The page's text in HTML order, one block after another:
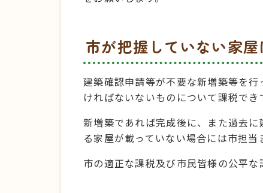
市が把握していない家屋
建築確認申請等が不要な新増築等を
ければないないものについて課税でき
新増築であれば完成後に、また過去
る家屋が載っていない場合には市担当
市の適正な課税及び市民皆様の公平な